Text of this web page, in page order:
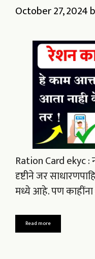
October 27, 2024
Ration Card ekyc :
दृष्टीने जर
मध्ये आहे. पण
Read more